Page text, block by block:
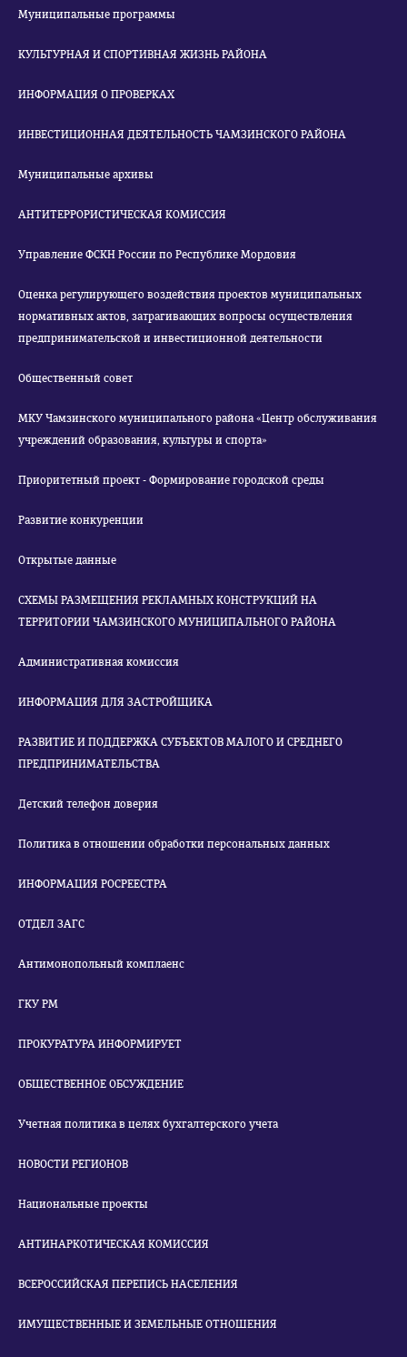
Муниципальные программы
КУЛЬТУРНАЯ И СПОРТИВНАЯ ЖИЗНЬ РАЙОНА
ИНФОРМАЦИЯ О ПРОВЕРКАХ
ИНВЕСТИЦИОННАЯ ДЕЯТЕЛЬНОСТЬ ЧАМЗИНСКОГО РАЙОНА
Муниципальные архивы
АНТИТЕРРОРИСТИЧЕСКАЯ КОМИССИЯ
Управление ФСКН России по Республике Мордовия
Оценка регулирующего воздействия проектов муниципальных
нормативных актов, затрагивающих вопросы осуществления
предпринимательской и инвестиционной деятельности
Общественный совет
МКУ Чамзинского муниципального района «Центр обслуживания
учреждений образования, культуры и спорта»
Приоритетный проект - Формирование городской среды
Развитие конкуренции
Открытые данные
СХЕМЫ РАЗМЕЩЕНИЯ РЕКЛАМНЫХ КОНСТРУКЦИЙ НА
ТЕРРИТОРИИ ЧАМЗИНСКОГО МУНИЦИПАЛЬНОГО РАЙОНА
Административная комиссия
ИНФОРМАЦИЯ ДЛЯ ЗАСТРОЙЩИКА
РАЗВИТИЕ И ПОДДЕРЖКА СУБЪЕКТОВ МАЛОГО И СРЕДНЕГО
ПРЕДПРИНИМАТЕЛЬСТВА
Детский телефон доверия
Политика в отношении обработки персональных данных
ИНФОРМАЦИЯ РОСРЕЕСТРА
ОТДЕЛ ЗАГС
Антимонопольный комплаенс
ГКУ РМ
ПРОКУРАТУРА ИНФОРМИРУЕТ
ОБЩЕСТВЕННОЕ ОБСУЖДЕНИЕ
Учетная политика в целях бухгалтерского учета
НОВОСТИ РЕГИОНОВ
Национальные проекты
АНТИНАРКОТИЧЕСКАЯ КОМИССИЯ
ВСЕРОССИЙСКАЯ ПЕРЕПИСЬ НАСЕЛЕНИЯ
ИМУЩЕСТВЕННЫЕ И ЗЕМЕЛЬНЫЕ ОТНОШЕНИЯ